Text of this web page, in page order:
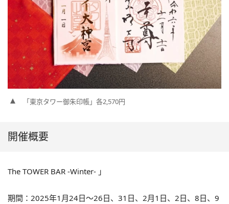
「東京タワー御朱印帳」各2,570円
開催概要
The TOWER BAR -Winter- 」
期間：2025年1月24日〜26日、31日、2月1日、2日、8日、9